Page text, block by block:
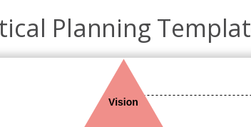
Planning